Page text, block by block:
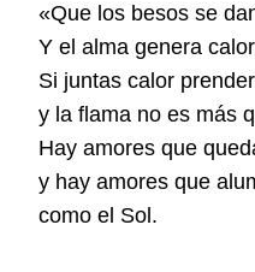
«Que los besos se
Y el alma genera
Si juntas calor
y la flama no es más
Hay amores que
y hay amores que
como el Sol.